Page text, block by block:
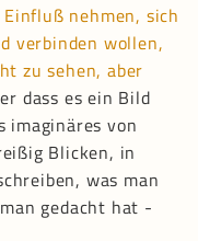
nehmen, sich
verbinden wollen,
zu sehen, aber
dass es ein Bild
imaginäres von
Blicken, in
was man
gedacht hat -